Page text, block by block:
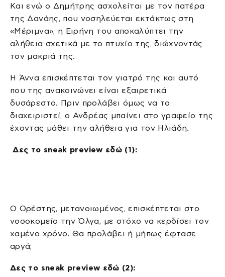
Και ενώ ο Δημήτρης ασχολείται με τον πατέρα
της Δανάης, που νοσηλεύεται εκτάκτως στη
«Μέριμνα», η Ειρήνη του αποκαλύπτει την
αλήθεια σχετικά με το πτυχίο της, διώχνοντάς
τον μακριά της.
Η Άννα επισκέπτεται τον γιατρό της και αυτό
που της ανακοινώνει είναι εξαιρετικά
δυσάρεστο. Πριν προλάβει όμως να το
διαχειριστεί, ο Ανδρέας μπαίνει στο γραφείο της
έχοντας μάθει την αλήθεια για τον Ηλιάδη.
Δες το sneak preview εδώ (1):
Ο Ορέστης, μετανοιωμένος, επισκέπτεται στο
νοσοκομείο την Όλγα, με στόχο να κερδίσει τον
χαμένο χρόνο. Θα προλάβει ή μήπως έφτασε
αργά;
Δες το sneak preview εδώ (2):